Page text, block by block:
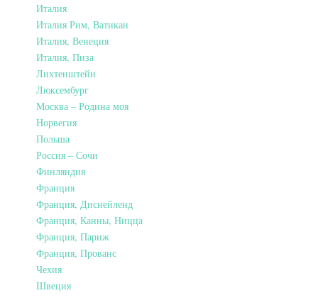
Италия
Италия Рим, Ватикан
Италия, Венеция
Италия, Пиза
Лихтенштейн
Люксембург
Москва – Родина моя
Норвегия
Польша
Россия – Сочи
Финляндия
Франция
Франция, Диснейленд
Франция, Канны, Ницца
Франция, Париж
Франция, Прованс
Чехия
Швеция